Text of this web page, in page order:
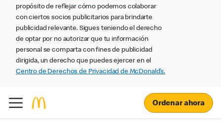
propósito de reflejar cómo podemos colaborar
con ciertos socios publicitarios para brindarte
publicidad relevante. Sigues teniendo el derecho
de optar por no autorizar que tu información
personal se comparta con fines de publicidad
dirigida, un derecho que puedes ejercer en el
Centro de Derechos de Privacidad de McDonald’s.
Ordenar ahora